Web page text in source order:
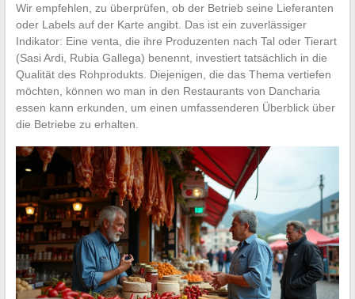
Wir empfehlen, zu überprüfen, ob der Betrieb seine Lieferanten
oder Labels auf der Karte angibt. Das ist ein zuverlässiger
Indikator: Eine venta, die ihre Produzenten nach Tal oder Tierart
(Sasi Ardi, Rubia Gallega) benennt, investiert tatsächlich in die
Qualität des Rohprodukts. Diejenigen, die das Thema vertiefen
möchten, können wo man in den Restaurants von Dancharia
essen kann erkunden, um einen umfassenderen Überblick über
die Betriebe zu erhalten.